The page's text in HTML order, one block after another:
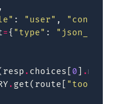
,
: "user" , "content"
={ "type" :
resp . choices 0 .
. get( route "tool"